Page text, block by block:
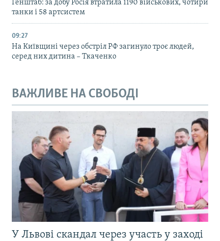
Генштаб: за добу Росія втратила 1190 військових, чотири
танки і 58 артсистем
09:27
На Київщині через обстріл РФ загинуло троє людей,
серед них дитина – Ткаченко
ВАЖЛИВЕ НА СВОБОДІ
У Львові скандал через участь у заході